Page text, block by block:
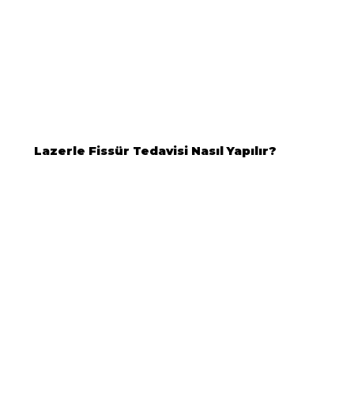
Lazerle Fissür Tedavisi Nasıl Yapılır?